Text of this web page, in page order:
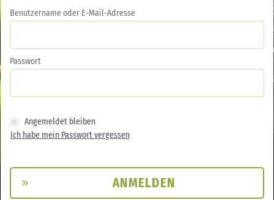
Benutzername oder E-Mail-Adresse
Passwort
Angemeldet bleiben
Ich habe mein Passwort vergessen
ANMELDEN